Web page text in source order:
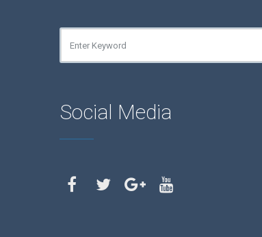
Social Media